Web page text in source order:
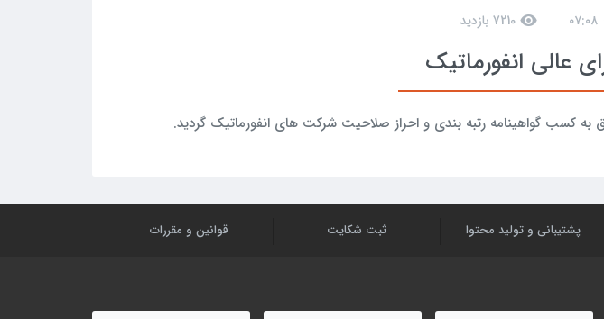
۰۷:۰۸ 7210 بازدید
عالی انفورماتیک
کسب گواهینامه رتبه بندی و احراز صلاحیت شرکت های انفورماتیک گردید.
پشتیبانی و تولید محتوا ثبت شکایت قوانین و مقررات